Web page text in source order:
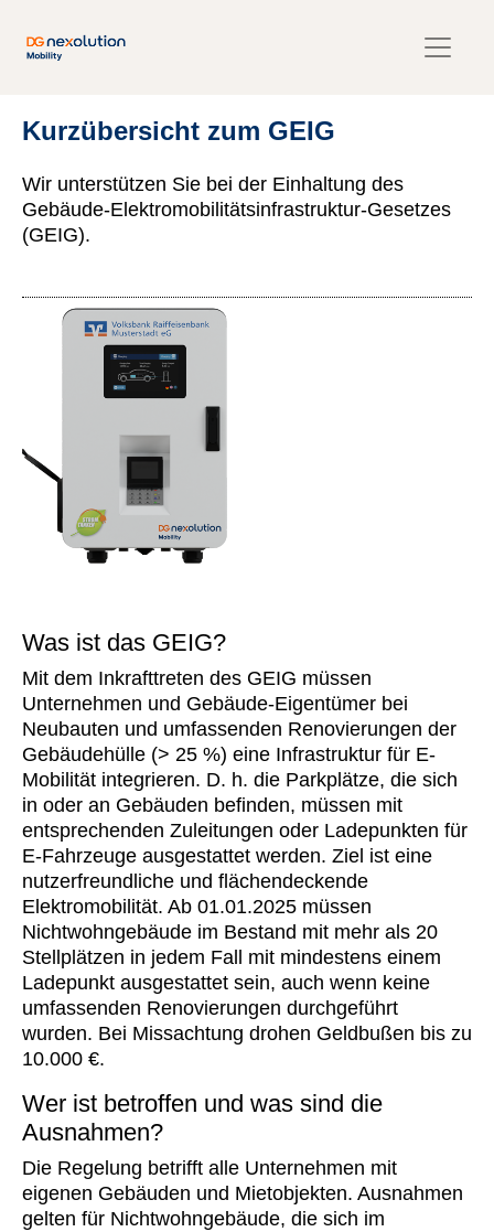
Kurzübersicht zum GEIG
Wir unterstützen Sie bei der Einhaltung des
Gebäude-Elektromobilitätsinfrastruktur-Gesetzes
(GEIG).
Was ist das GEIG?
Mit dem Inkrafttreten des GEIG müssen
Unternehmen und Gebäude-Eigentümer bei
Neubauten und umfassenden Renovierungen der
Gebäudehülle (> 25 %) eine Infrastruktur für E-
Mobilität integrieren. D. h. die Parkplätze, die sich
in oder an Gebäuden befinden, müssen mit
entsprechenden Zuleitungen oder Ladepunkten für
E-Fahrzeuge ausgestattet werden. Ziel ist eine
nutzerfreundliche und flächendeckende
Elektromobilität. Ab 01.01.2025 müssen
Nichtwohngebäude im Bestand mit mehr als 20
Stellplätzen in jedem Fall mit mindestens einem
Ladepunkt ausgestattet sein, auch wenn keine
umfassenden Renovierungen durchgeführt
wurden. Bei Missachtung drohen Geldbußen bis zu
10.000 €.
Wer ist betroffen und was sind die
Ausnahmen?
Die Regelung betrifft alle Unternehmen mit
eigenen Gebäuden und Mietobjekten. Ausnahmen
gelten für Nichtwohngebäude, die sich im